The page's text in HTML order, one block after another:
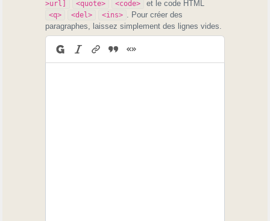
>url]
<quote> <code> et le code HTML
<q> <del> <ins>
. Pour créer des
paragraphes, laissez simplement des lignes vides.